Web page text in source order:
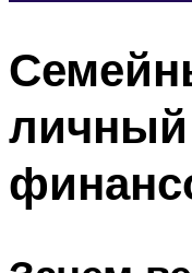
личный